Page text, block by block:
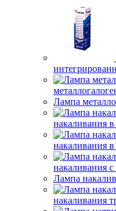
Лампа
накаливания
накаливания
накаливания
Лампа
накаливания